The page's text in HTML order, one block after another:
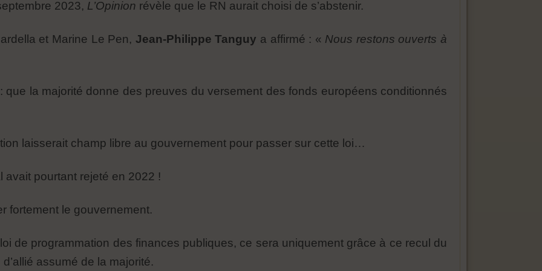
2023, L’Opinion révèle que le RN aurait choisi de s’abstenir.
et Marine Le Pen, Jean-Philippe Tanguy a affirmé : « Nous restons ouverts à
que la majorité donne des preuves du versement des fonds européens conditionnés
laisserait champ libre au gouvernement pour passer sur cette loi…
pourtant rejeté en 2022 !
fortement le gouvernement.
de programmation des finances publiques, ce sera uniquement grâce à ce recul du
assumé de la majorité.